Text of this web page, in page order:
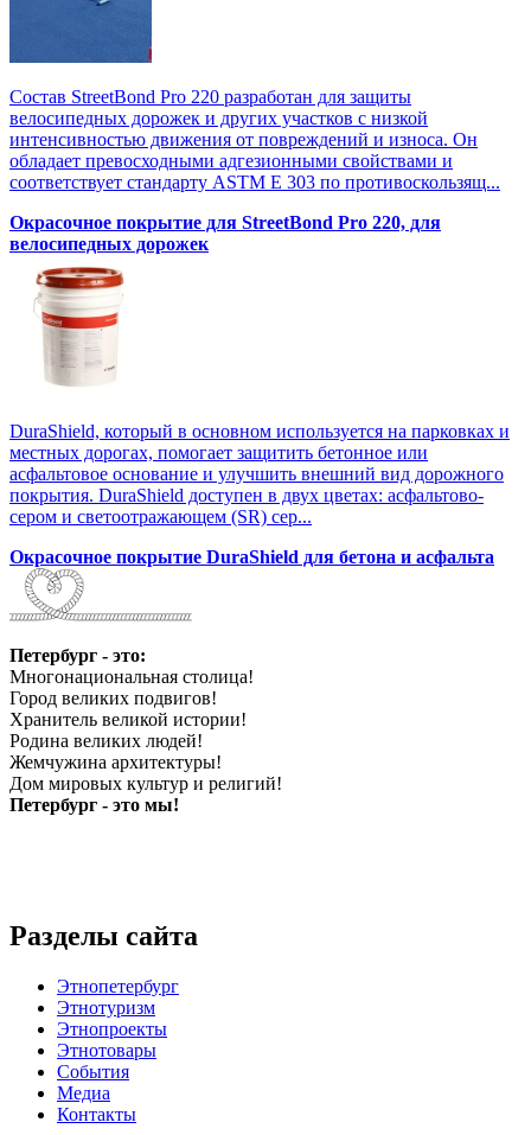
Состав StreetBond Pro 220 разработан для защиты
велосипедных дорожек и других участков с низкой
интенсивностью движения от повреждений и износа. Он
обладает превосходными адгезионными свойствами и
соответствует стандарту ASTM E 303 по противоскользящ...
Окрасочное покрытие для StreetBond Pro 220, для
велосипедных дорожек
DuraShield, который в основном используется на парковках и
местных дорогах, помогает защитить бетонное или
асфальтовое основание и улучшить внешний вид дорожного
покрытия. DuraShield доступен в двух цветах: асфальтово-
сером и светоотражающем (SR) сер...
Окрасочное покрытие DuraShield для бетона и асфальта
Петербург - это:
Многонациональная столица!
Город великих подвигов!
Хранитель великой истории!
Родина великих людей!
Жемчужина архитектуры!
Дом мировых культур и религий!
Петербург - это мы!
Разделы сайта
Этнопетербург
Этнотуризм
Этнопроекты
Этнотовары
События
Медиа
Контакты